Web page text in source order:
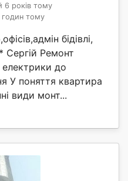
6 років тому
годин тому
бідівлі,
Сергій Ремонт
електрики до
У поняття квартира
види монт...